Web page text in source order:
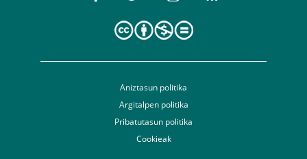
Aniztasun politika
Argitalpen politika
Pribatutasun politika
Cookieak